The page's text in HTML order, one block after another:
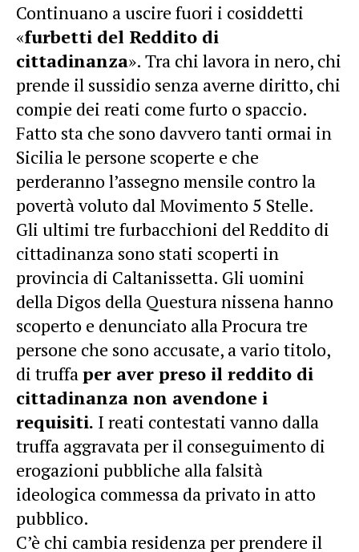
Continuano a uscire fuori i cosiddetti
«furbetti del Reddito di
cittadinanza». Tra chi lavora in nero, chi
prende il sussidio senza averne diritto, chi
compie dei reati come furto o spaccio.
Fatto sta che sono davvero tanti ormai in
Sicilia le persone scoperte e che
perderanno l’assegno mensile contro la
povertà voluto dal Movimento 5 Stelle.
Gli ultimi tre furbacchioni del Reddito di
cittadinanza sono stati scoperti in
provincia di Caltanissetta. Gli uomini
della Digos della Questura nissena hanno
scoperto e denunciato alla Procura tre
persone che sono accusate, a vario titolo,
di truffaper aver preso il reddito di
cittadinanza non avendone i
requisiti. I reati contestati vanno dalla
truffa aggravata per il conseguimento di
erogazioni pubbliche alla falsità
ideologica commessa da privato in atto
pubblico.
C’è chi cambia residenza per prendere il